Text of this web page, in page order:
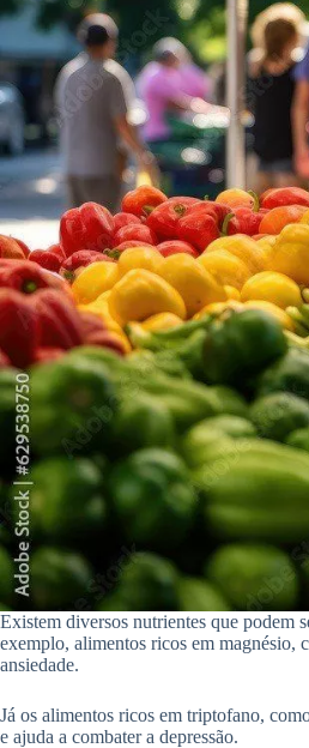
Existem diversos nutrientes que podem
exemplo, alimentos ricos em magnésio,
ansiedade.
Já os alimentos ricos em triptofano,
e ajuda a combater a depressão.